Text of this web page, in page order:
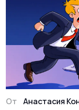
От Анастасия